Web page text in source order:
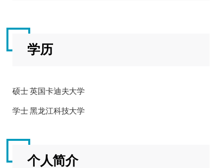
学历
硕士 英国卡迪夫大学
学士 黑龙江科技大学
个人简介